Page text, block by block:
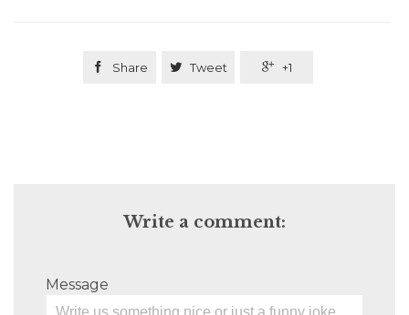
 Share  Tweet  +1
Write a comment:
Message